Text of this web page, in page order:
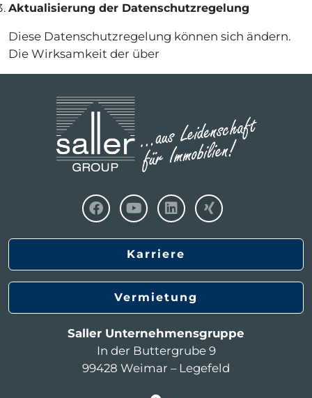
Aktualisierung der Datenschutzregelung
Diese Datenschutzregelung können sich ändern.
Die Wirksamkeit der über
Karriere
Vermietung
Saller Unternehmensgruppe
In der Buttergrube 9
99428 Weimar – Legefeld